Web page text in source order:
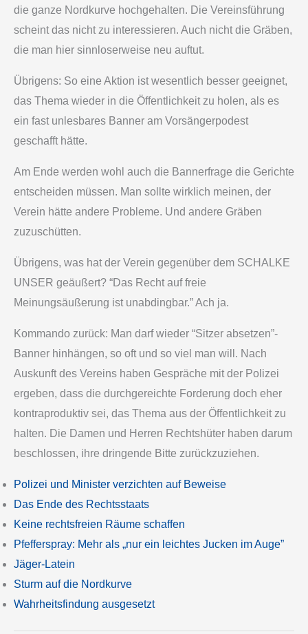
die ganze Nordkurve hochgehalten. Die Vereinsführung
scheint das nicht zu interessieren. Auch nicht die Gräben,
die man hier sinnloserweise neu auftut.
Übrigens: So eine Aktion ist wesentlich besser geeignet,
das Thema wieder in die Öffentlichkeit zu holen, als es
ein fast unlesbares Banner am Vorsängerpodest
geschafft hätte.
Am Ende werden wohl auch die Bannerfrage die Gerichte
entscheiden müssen. Man sollte wirklich meinen, der
Verein hätte andere Probleme. Und andere Gräben
zuzuschütten.
Übrigens, was hat der Verein gegenüber dem SCHALKE
UNSER geäußert? “Das Recht auf freie
Meinungsäußerung ist unabdingbar.” Ach ja.
Kommando zurück: Man darf wieder “Sitzer absetzen”-
Banner hinhängen, so oft und so viel man will. Nach
Auskunft des Vereins haben Gespräche mit der Polizei
ergeben, dass die durchgereichte Forderung doch eher
kontraproduktiv sei, das Thema aus der Öffentlichkeit zu
halten. Die Damen und Herren Rechtshüter haben darum
beschlossen, ihre dringende Bitte zurückzuziehen.
Polizei und Minister verzichten auf Beweise
Das Ende des Rechtsstaats
Keine rechtsfreien Räume schaffen
Pfefferspray: Mehr als „nur ein leichtes Jucken im Auge”
Jäger-Latein
Sturm auf die Nordkurve
Wahrheitsfindung ausgesetzt